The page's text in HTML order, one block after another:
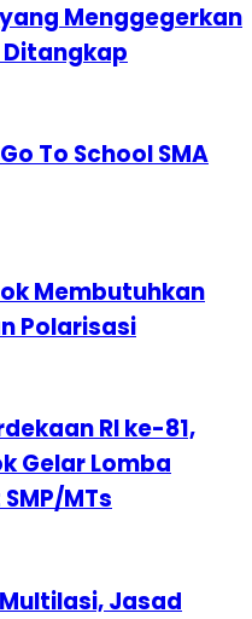
Menggegerkan
Ditangkap
To School SMA
Membutuhkan
Polarisasi
RI ke-81,
Gelar Lomba
MTs
Jasad